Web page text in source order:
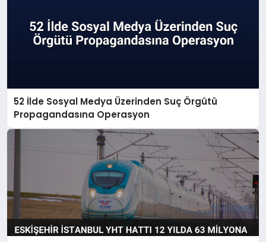
52 İlde Sosyal Medya Üzerinden Suç Örgütü
Propagandasına Operasyon